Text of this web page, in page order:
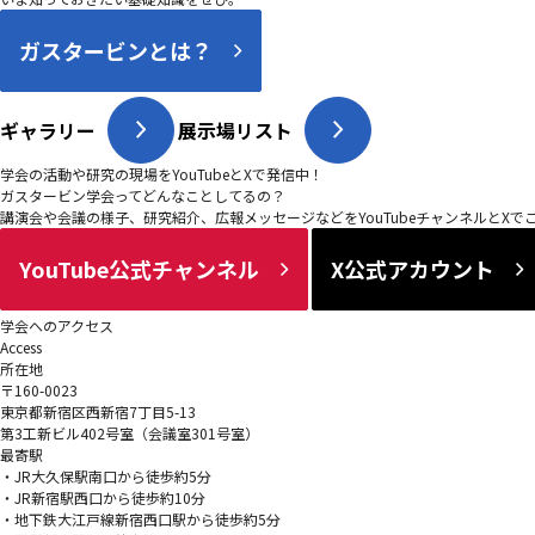
ガスタービンとは？
ギャラリー 展示場リスト
学会の活動や研究の現場をYouTubeとXで発信中！
ガスタービン学会ってどんなことしてるの？
講演会や会議の様子、研究紹介、広報メッセージなどをYouTubeチャンネルとXで
YouTube公式チャンネル X公式アカウント
学会へのアクセス
Access
所在地
〒160-0023
東京都新宿区西新宿7丁目5-13
第3工新ビル402号室（会議室301号室）
最寄駅
・JR大久保駅南口から徒歩約5分
・JR新宿駅西口から徒歩約10分
・地下鉄大江戸線新宿西口駅から徒歩約5分